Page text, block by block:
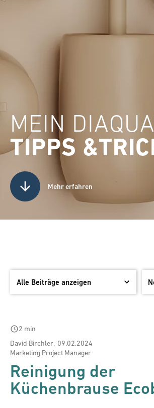
MEIN
TIPPS
Mehr erfahren
schedule2 min
David Birchler 09.02.2024
Marketing Project Manager
Reinigung der
Küchenbrause